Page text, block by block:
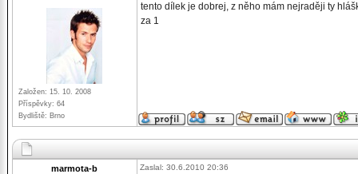
Založen: 15. 10. 2008
Příspěvky: 64
Bydliště: Brno
tento dílek je dobrej, z něho mám nejraději ty
za 1
marmota-b Zaslal: 30.6.2010 20:36